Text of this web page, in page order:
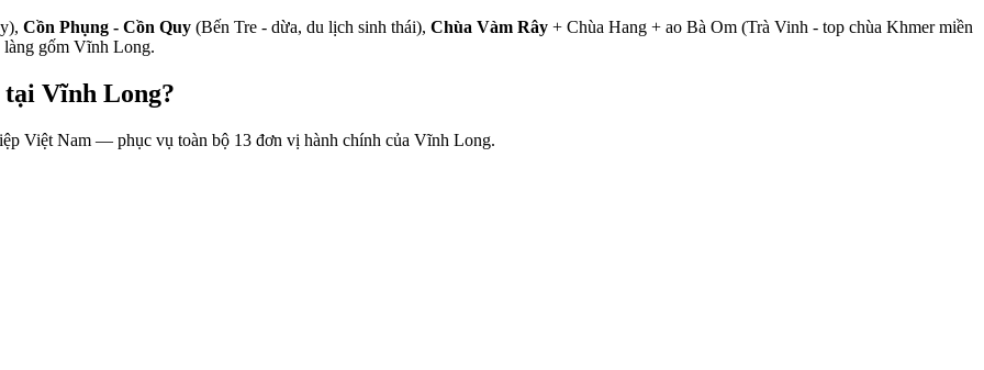
Cồn Phụng - Cồn Quy (Bến Tre - dừa, du lịch sinh thái), Chùa Vàm Rây + Chùa Hang + ao Bà Om (Trà Vinh - top chùa Khmer miền
gốm Vĩnh Long.
tại Vĩnh Long?
Việt Nam — phục vụ toàn bộ 13 đơn vị hành chính của Vĩnh Long.